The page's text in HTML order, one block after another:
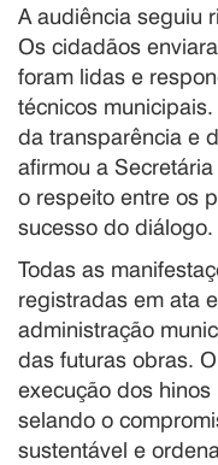
A audiência seguiu
Os cidadãos
foram lidas e
técnicos
da transparência e
afirmou a
o respeito entre os
sucesso do diálogo.
Todas as
registradas em ata
administração
das futuras obras.
execução dos
selando o
sustentável e